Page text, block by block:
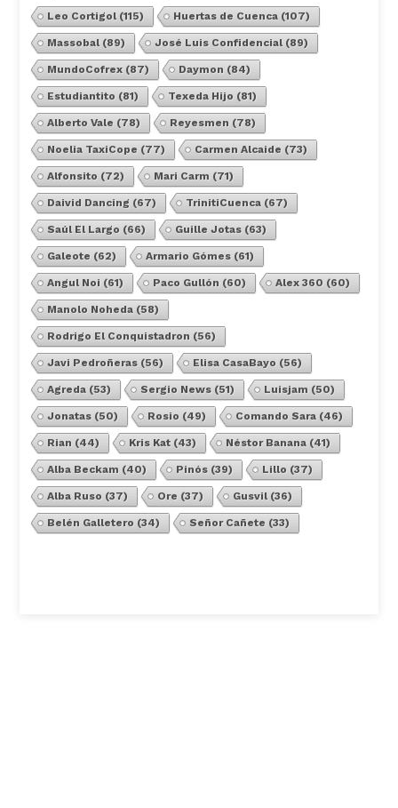
Leo Cortigol(115) Huertas de Cuenca(107)
Massobal(89) José Luis Confidencial(89)
MundoCofrex(87) Daymon (84)
Estudiantito (81) Texeda Hijo (81)
Alberto Vale (78) Reyesmen (78)
Noelia TaxiCope (77) Carmen Alcaide (73)
Alfonsito (72) Mari Carm (71)
Daivid Dancing (67) TrinitiCuenca(67)
Saúl El Largo (66) Guille Jotas(63)
Galeote (62) Armario Gómes(61)
Angul Noi (61) Paco Gullón (60) Alex 360 (60)
Manolo Noheda(58)
Rodrigo El Conquistadron (56)
Javi Pedroñeras(56) Elisa CasaBayo (56)
Agreda(53) Sergio News(51) Luisjam (50)
Jonatas(50) Rosio (49) Comando Sara(46)
Rian (44) Kris Kat(43) Néstor Banana(41)
Alba Beckam (40) Pinós(39) Lillo (37)
Alba Ruso (37) Ore (37) Gusvil(36)
Belén Galletero (34) Señor Cañete (33)